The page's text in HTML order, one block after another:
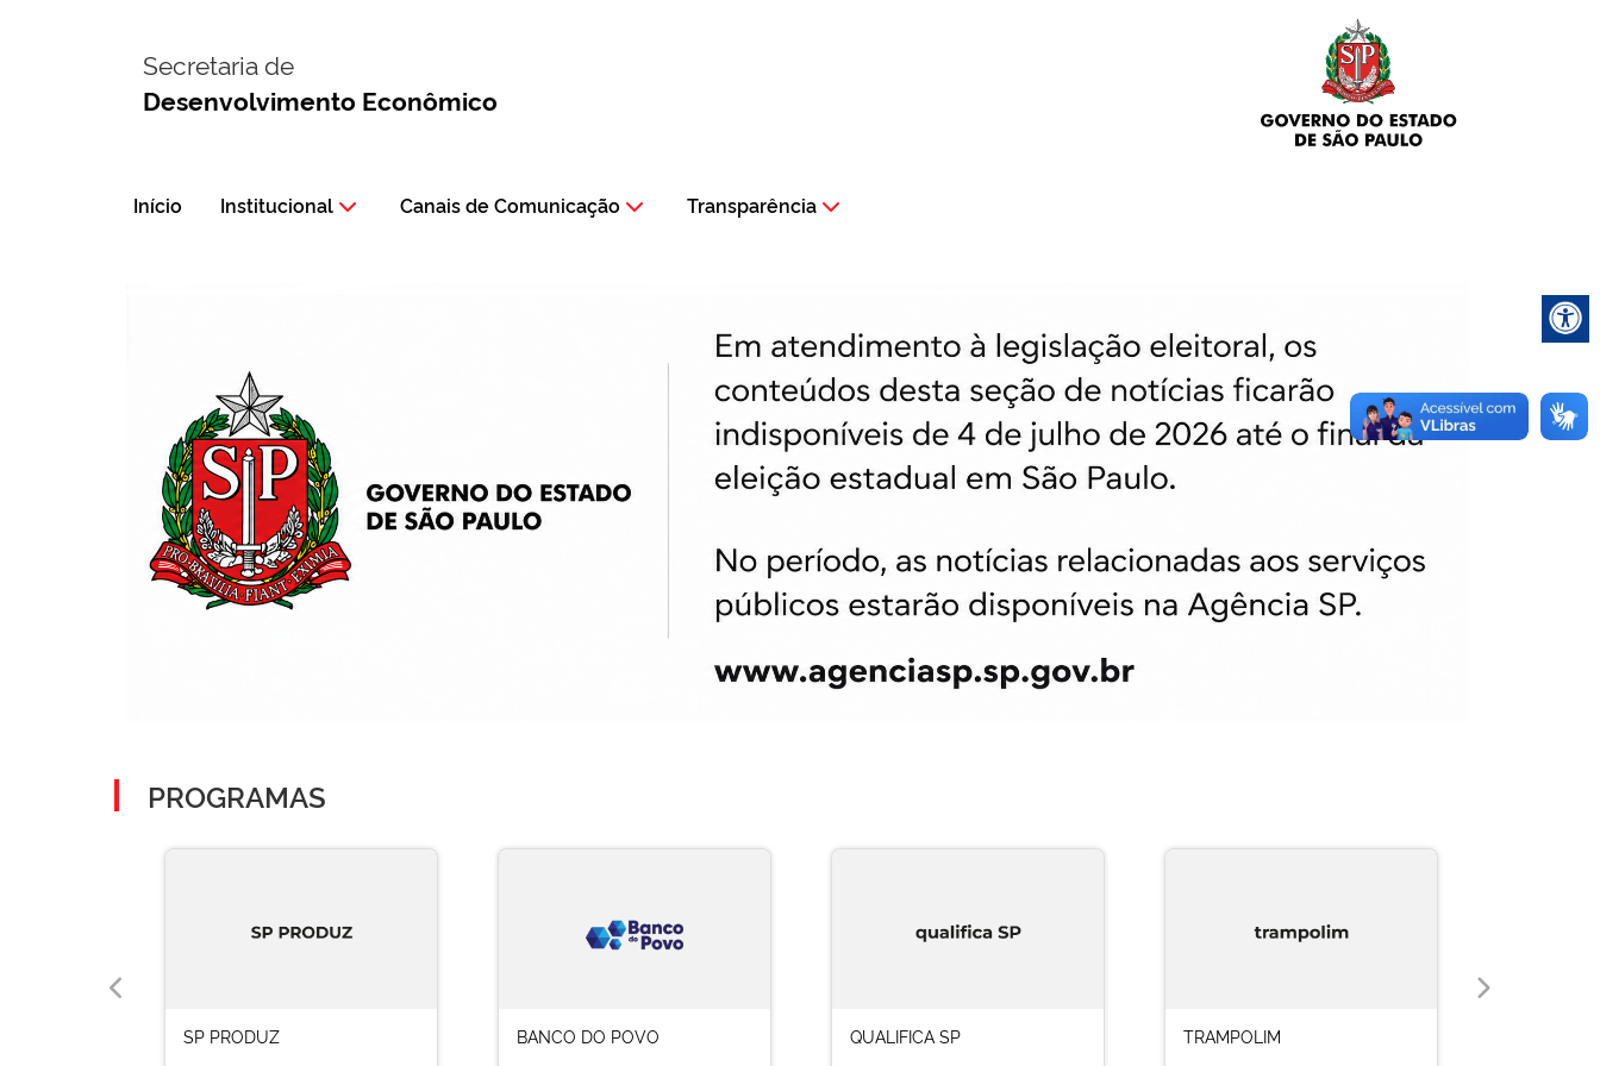
Secretaria de
Desenvolvimento Econômico
Início Institucional Canais de Comunicação Transparência
PROGRAMAS
SP PRODUZ BANCO DO POVO QUALIFICA SP TRAMPOLIM